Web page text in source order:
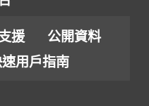
援
公開資料
用戶指南